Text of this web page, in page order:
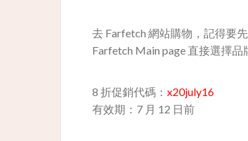
去 Farfetch 網站購物，記得要
Farfetch Main page 直接選擇品
8 折促銷代碼： x20july16
有效期：7 月 12 日前